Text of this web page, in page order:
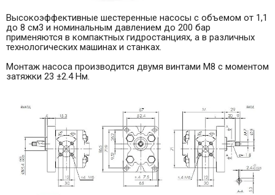
Высокоэффективные шестеренные насосы с объемом от 1,1
до 8 см3 и номинальным давлением до 200 бар
применяются в компактных гидростанциях, а в различных
технологических машинах и станках.
Монтаж насоса производится двумя винтами M8 с моментом
затяжки 23 ±2.4 Нм.